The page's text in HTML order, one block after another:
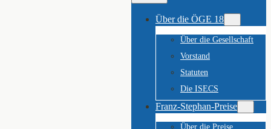
Über die ÖGE 18
Über die Gesellschaft
Vorstand
Statuten
Die ISECS
Franz-Stephan-Preise
Über die Preise